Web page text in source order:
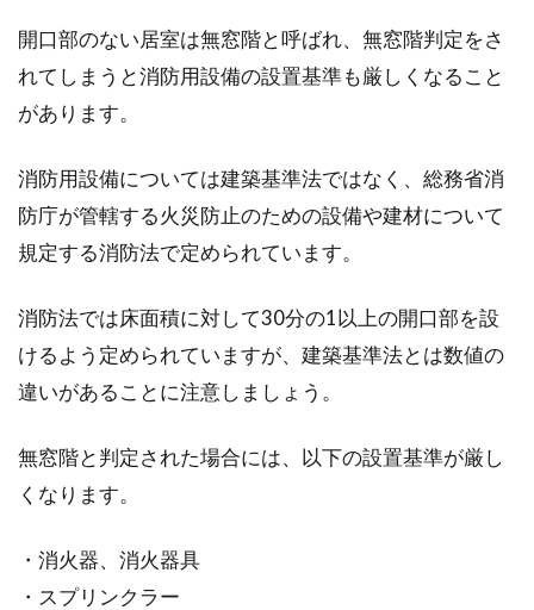
開口部のない居室は無窓階と呼ばれ、無窓階判定をさ
れてしまうと消防用設備の設置基準も厳しくなること
があります。
消防用設備については建築基準法ではなく、総務省消
防庁が管轄する火災防止のための設備や建材について
規定する消防法で定められています。
消防法では床面積に対して30分の1以上の開口部を設
けるよう定められていますが、建築基準法とは数値の
違いがあることに注意しましょう。
無窓階と判定された場合には、以下の設置基準が厳し
くなります。
・消火器、消火器具
・スプリンクラー